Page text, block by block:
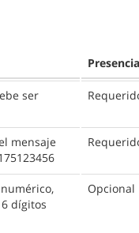
Presencia
ser
mensaje
dígitos
Opcional